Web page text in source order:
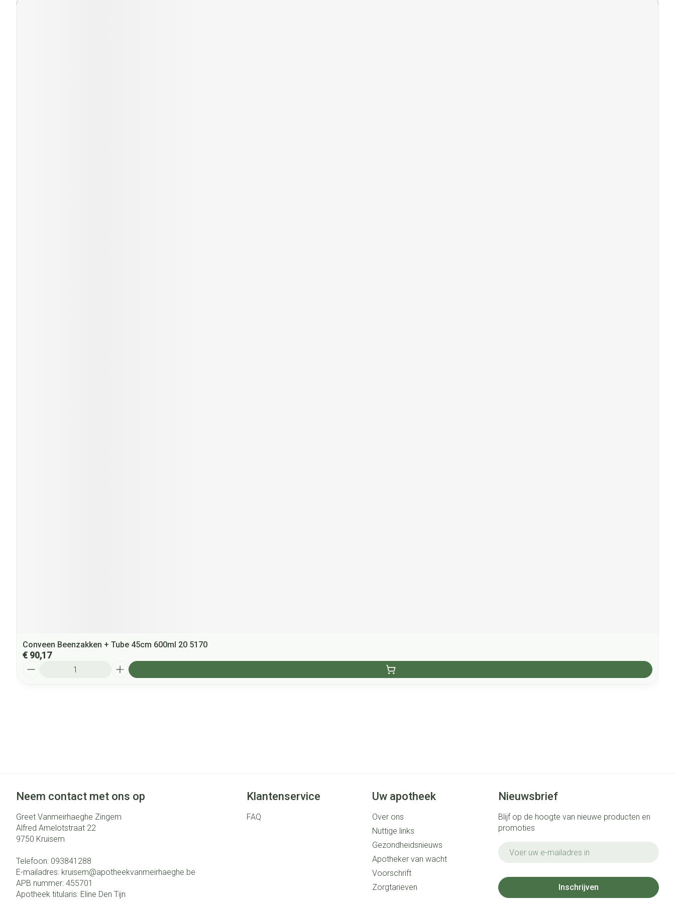
Conveen Beenzakken + Tube 45cm 600ml 20 5170
€ 90,17
Neem contact met ons op
Greet Vanmeirhaeghe Zingem
Alfred Amelotstraat 22
9750 Kruisem
Telefoon: 093841288
E-mailadres: kruisem@apotheekvanmeirhaeghe.be
APB nummer: 455701
Apotheek titularis: Eline Den Tijn
Klantenservice
FAQ
Uw apotheek
Over ons
Nuttige links
Gezondheidsnieuws
Apotheker van wacht
Voorschrift
Zorgtarieven
Nieuwsbrief
Blijf op de hoogte van nieuwe producten en
promoties
Inschrijven